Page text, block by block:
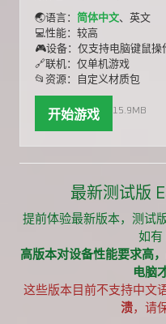
🌏语言： 简体中文、英文
💻性能：较高
🎮设备：仅支持电脑键鼠操
🔗联机：仅单机游戏
📂资源：自定义材质包
开始游戏 15.9MB
最新测试版
提前体验最新版本，测试
如有
高版本对设备性能要求高
电脑
这些版本目前不支持中文
溃，请